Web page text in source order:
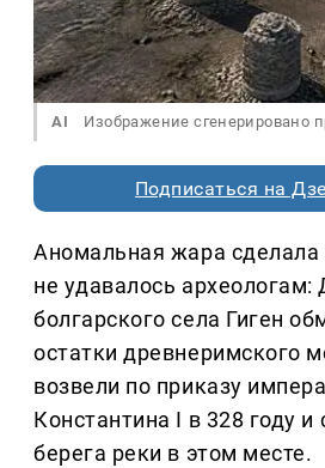
AI Изображение сгенерировано
Подписаться на
Аномальная жара сделала
не удавалось археологам:
болгарского села Гиген
остатки древнеримского
возвели по приказу
Константина I в 328 году
берега реки в этом месте.